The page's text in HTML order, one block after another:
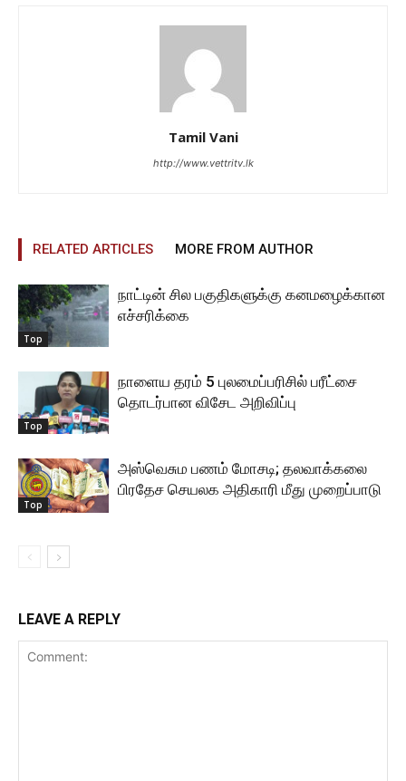
Tamil Vani
http://www.vettritv.lk
RELATED ARTICLES MORE FROM AUTHOR
Top
நாட்டின் சில பகுதிகளுக்கு கனமழைக்கான
எச்சரிக்கை
Top
நாளைய தரம் 5 புலமைப்பரிசில் பரீட்சை
தொடர்பான விசேட அறிவிப்பு
Top
அஸ்வெசும பணம் மோசடி; தலவாக்கலை
பிரதேச செயலக அதிகாரி மீது முறைப்பாடு
LEAVE A REPLY